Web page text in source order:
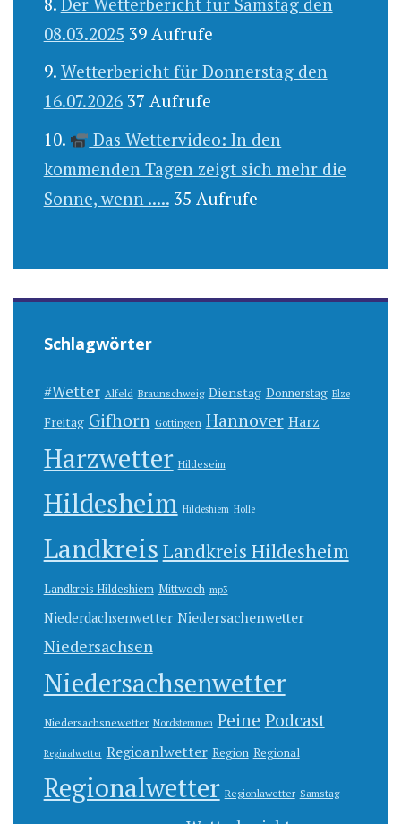
08.03.2025 39 Aufrufe
Wetterbericht für Donnerstag den
16.07.2026 37 Aufrufe
Das Wettervideo: In den
kommenden Tagen zeigt sich mehr die
Sonne, wenn ..... 35 Aufrufe
Schlagwörter
#Wetter Alfeld Braunschweig Dienstag Donnerstag Elze
Freitag Gifhorn Göttingen Hannover Harz
Harzwetter Hildeseim
Hildesheim Hildeshiem Holle
Landkreis Landkreis Hildesheim
Landkreis Hildeshiem Mittwoch mp3
Niederdachsenwetter Niedersachenwetter
Niedersachsen
Niedersachsenwetter
Niedersachsnewetter Nordstemmen Peine Podcast
Reginalwetter Regioanlwetter Region Regional
Regionalwetter Regionlawetter Samstag